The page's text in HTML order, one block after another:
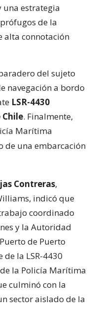
estrategia
de la
alta connotación
del sujeto
navegación a bordo
LSR-4430
. Finalmente,
Marítima
de una embarcación
Contreras,
indicó que
coordinado
y la Autoridad
de Puerto
la LSR-4430
de la Policía Marítima
culminó con la
sector aislado de la